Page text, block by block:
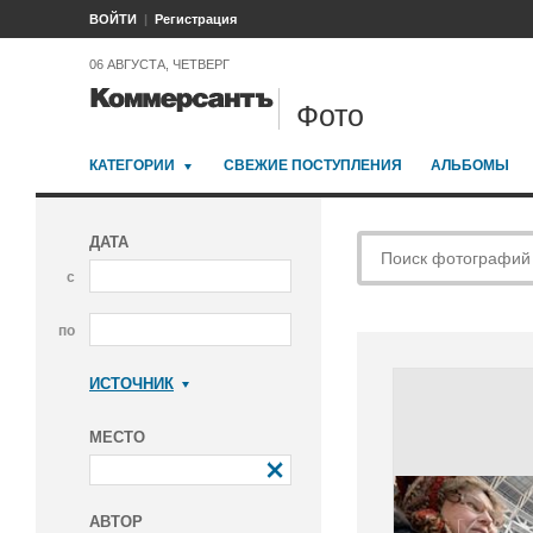
ВОЙТИ Регистрация
06 АВГУСТА, ЧЕТВЕРГ
Фото
КАТЕГОРИИ СВЕЖИЕ ПОСТУПЛЕНИЯ АЛЬБОМЫ
ДАТА
с
по
ИСТОЧНИК
МЕСТО
АВТОР